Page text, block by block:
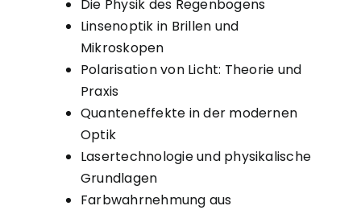
Die Physik des Regenbogens
Linsenoptik in Brillen und
Mikroskopen
Polarisation von Licht: Theorie und
Praxis
Quanteneffekte in der modernen
Optik
Lasertechnologie und physikalische
Grundlagen
Farbwahrnehmung aus